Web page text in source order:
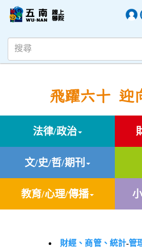
飛躍六十 迎
法律/政治
文/史/哲/期刊
教育/心理/傳播
財經、商管、統計-管